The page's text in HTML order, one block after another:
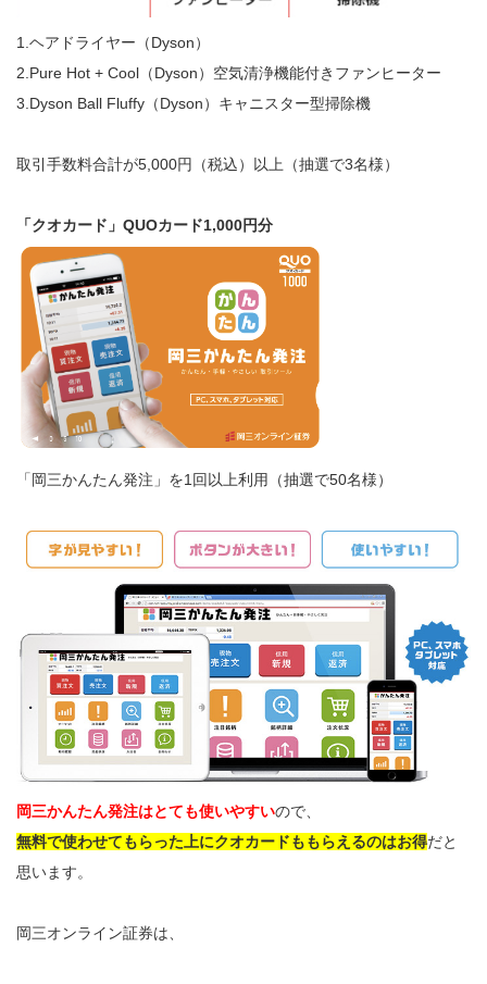
1.ヘアドライヤー（Dyson）
2.Pure Hot + Cool（Dyson）空気清浄機能付きファンヒーター
3.Dyson Ball Fluffy（Dyson）キャニスター型掃除機
取引手数料合計が5,000円（税込）以上（抽選で3名様）
「クオカード」QUOカード1,000円分
「岡三かんたん発注」を1回以上利用（抽選で50名様）
岡三かんたん発注はとても使いやすいので、
無料で使わせてもらった上にクオカードももらえるのはお得だと
思います。
岡三オンライン証券は、